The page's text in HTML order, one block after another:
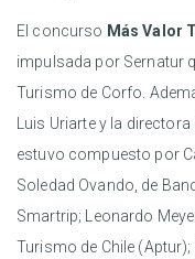
El concurso Más Valor
impulsada por Sernatur
Turismo de Corfo.
Luis Uriarte y la
estuvo compuesto por
Soledad Ovando, de
Smartrip; Leonardo
Turismo de Chile